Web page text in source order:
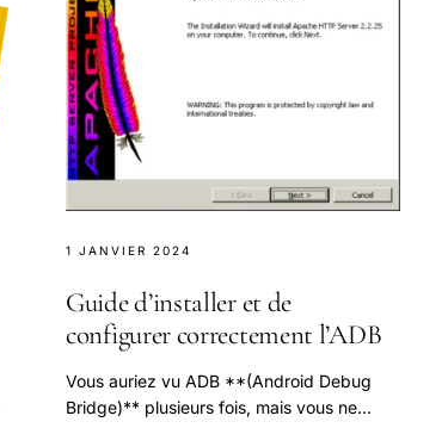
1 JANVIER 2024
Guide d’installer et de
configurer correctement l’ADB
Vous auriez vu ADB **(Android Debug
Bridge)** plusieurs fois, mais vous ne